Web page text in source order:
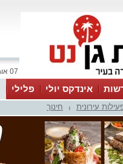
07 אוגוסט 2026 / 09:08
אינדקס יולי פלילי
עירונית חינוך